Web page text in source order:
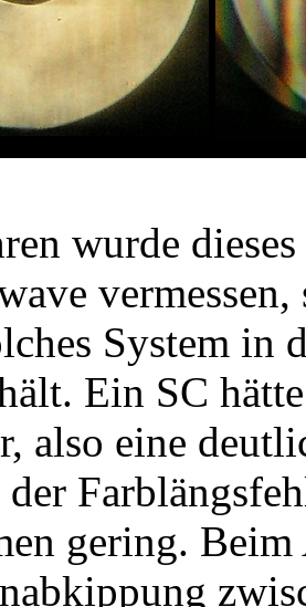
wurde
System in
Ein SC
also eine
gering.